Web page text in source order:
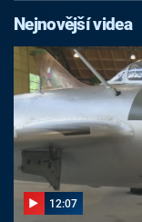
Nejnovější videa
12:07